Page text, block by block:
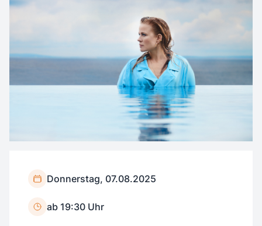
Donnerstag, 07.08.2025
ab 19:30 Uhr